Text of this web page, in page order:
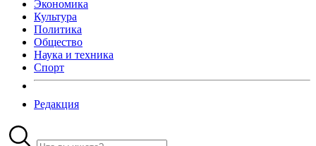
Экономика
Культура
Политика
Общество
Наука и техника
Спорт
Редакция